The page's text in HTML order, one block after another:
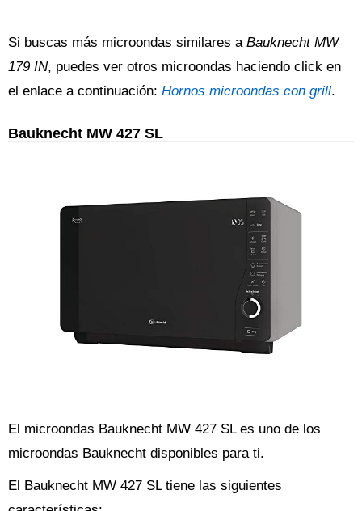
Si buscas más microondas similares a Bauknecht MW
179 IN, puedes ver otros microondas haciendo click en
el enlace a continuación: Hornos microondas con grill.
Bauknecht MW 427 SL
El microondas Bauknecht MW 427 SL es uno de los
microondas Bauknecht disponibles para ti.
El Bauknecht MW 427 SL tiene las siguientes